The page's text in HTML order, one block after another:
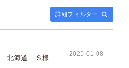
詳細フィルター
北海道 Ｓ様 2020-01-08